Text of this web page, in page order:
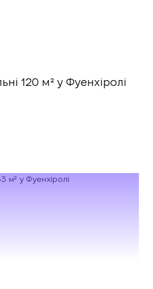
120 м² у Фуенхіролі